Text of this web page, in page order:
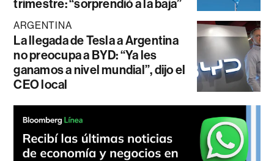
trimestre: “sorprendió a la baja”
ARGENTINA
La llegada de Tesla a Argentina
no preocupa a BYD: “Ya les
ganamos a nivel mundial”, dijo el
CEO local